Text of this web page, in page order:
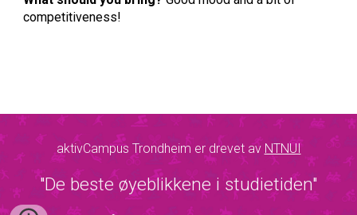
competitiveness!
aktivCampus Trondheim er drevet av NTNUI
"De beste øyeblikkene i studietiden"